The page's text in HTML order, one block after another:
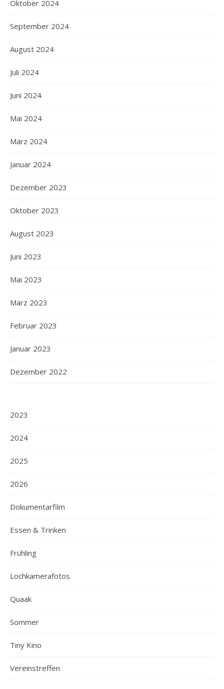
Oktober 2024
September 2024
August 2024
Juli 2024
Juni 2024
Mai 2024
März 2024
Januar 2024
Dezember 2023
Oktober 2023
August 2023
Juni 2023
Mai 2023
März 2023
Februar 2023
Januar 2023
Dezember 2022
2023
2024
2025
2026
Dokumentarfilm
Essen & Trinken
Frühling
Lochkamerafotos
Quaak
Sommer
Tiny Kino
Vereinstreffen